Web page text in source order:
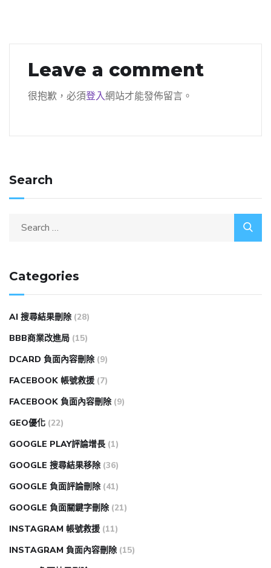
Leave a comment
很抱歉，必須登入網站才能發佈留言。
Search
Categories
AI 搜尋結果刪除 (28)
BBB商業改進局 (15)
DCARD 負面內容刪除 (9)
FACEBOOK 帳號救援 (7)
FACEBOOK 負面內容刪除 (9)
GEO優化 (22)
GOOGLE PLAY評論增長 (1)
GOOGLE 搜尋結果移除 (36)
GOOGLE 負面評論刪除 (41)
GOOGLE 負面關鍵字刪除 (21)
INSTAGRAM 帳號救援 (11)
INSTAGRAM 負面內容刪除 (15)